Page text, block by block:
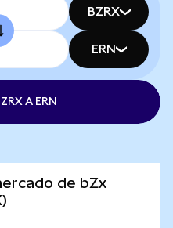
BZRX
ERN
A ERN
de bZx